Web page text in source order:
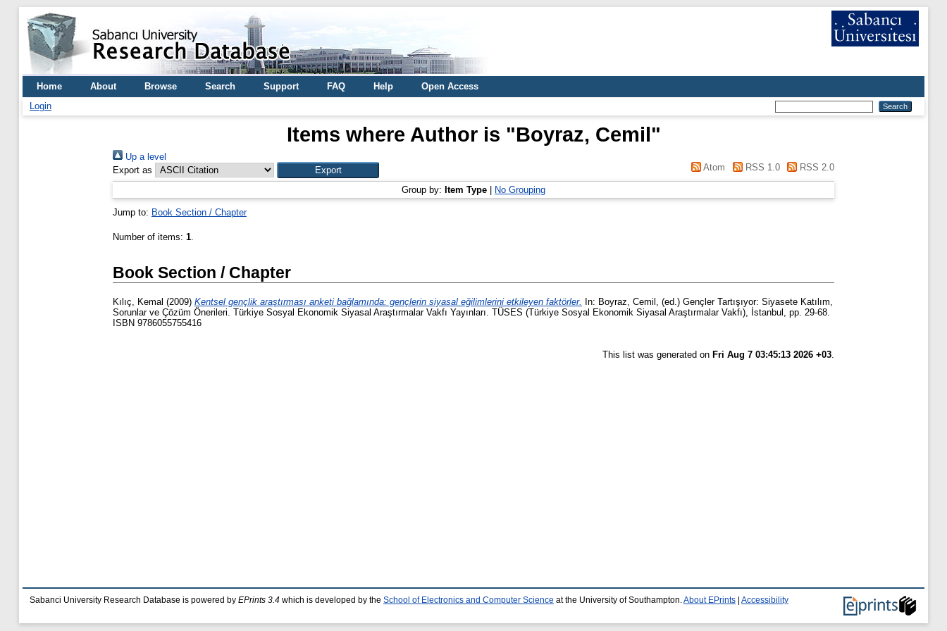
Home About Browse Search Support FAQ Help
Open Access
Login
Items where Author is "Boyraz, Cemil"
Up a level
Export as
Atom RSS 1.0 RSS 2.0
Group by: Item Type No Grouping
Jump to: Book Section / Chapter
Number of items: 1.
Book Section / Chapter
Kılıç, Kemal (2009) Kentsel gençlik araştırması anketi bağlamında: gençlerin siyasal eğilimlerini etkileyen faktörler. In: Boyraz, Cemil , (ed.) Gençler Tartışıyor: Siyasete Katılım,
Sorunlar ve Çözüm Önerileri. Türkiye Sosyal Ekonomik Siyasal Araştırmalar Vakfı Yayınları. TÜSES (Türkiye Sosyal Ekonomik Siyasal Araştırmalar Vakfı), İstanbul, pp. 29-68.
ISBN 9786055755416
This list was generated on Fri Aug 7 03:45:13 2026 +03.
Sabanci University Research Database is powered by EPrints 3.4 which is developed by the School of Electronics and Computer Science at the University of Southampton. About EPrints Accessibility